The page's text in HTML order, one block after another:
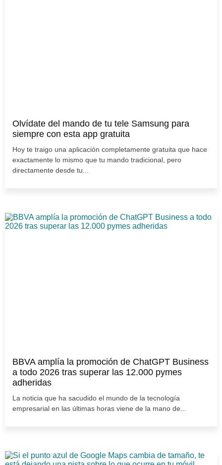
Olvídate del mando de tu tele Samsung para
siempre con esta app gratuita
Hoy te traigo una aplicación completamente gratuita que hace
exactamente lo mismo que tu mando tradicional, pero
directamente desde tu...
BBVA amplía la promoción de ChatGPT Business
a todo 2026 tras superar las 12.000 pymes
adheridas
La noticia que ha sacudido el mundo de la tecnología
empresarial en las últimas horas viene de la mano de...